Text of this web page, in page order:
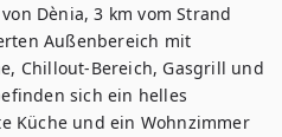
Dènia, 3 km vom Strand
Außenbereich mit
Chillout-Bereich, Gasgrill und
sich ein helles
Küche und ein Wohnzimmer